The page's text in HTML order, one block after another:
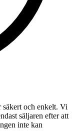
säkert och enkelt. Vi
säljaren efter att
inte kan